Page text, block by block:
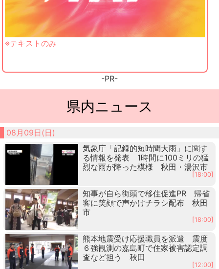
※テキストのみ
-PR-
県内ニュース
08月09日(日)
気象庁「記録的短時間大雨」に関す
る情報を発表 1時間に100ミリの猛
烈な雨が降った模様 秋田・湯沢市
[18:00]
知事が自ら街頭で移住促進PR 帰省
客に笑顔で声かけチラシ配布 秋田
市
[18:00]
熊本地震受け応援職員を派遣 震度
６強観測の嘉島町で住家被害認定調
査など担う 秋田
[12:00]